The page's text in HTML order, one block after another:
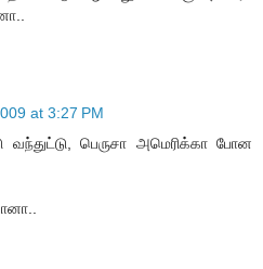
at 3:27 PM
வந்துட்டு, பெருசா அமெரிக்கா போன